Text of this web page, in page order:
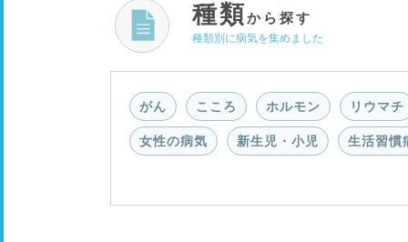
種類から探す
種類別に病気を集めました
がん こころ ホルモン リウマチ
女性の病気 新生児・小児 生活習慣